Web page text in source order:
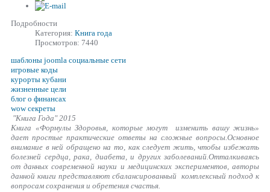
Подробности
Категория: Книга года
Просмотров: 7440
шаблоны joomla социальные сети
игровые коды
курорты кубани
жизненные цели
блог о финансах
wow секреты
"Книга Года" 2015
Книга «Формулы Здоровья, которые могут изменить вашу жизнь»
дает простые практические ответы на сложные вопросы.Основное
внимание в ней обращено на то, как следует жить, чтобы избежать
болезней сердца, рака, диабета, и других заболеваний.Отталкиваясь
от данных современной науки и медицинских экспериментов, авторы
данной книги представляют сбалансированный комплексный подход к
вопросам сохранения и обретения счастья.